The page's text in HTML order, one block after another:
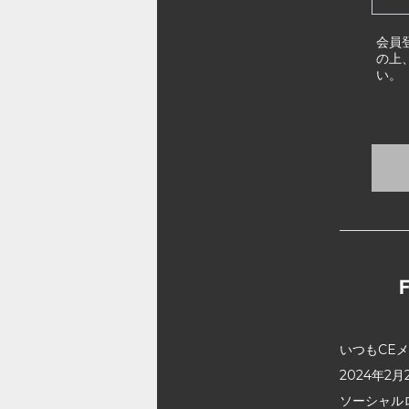
会員
の上
い。
いつもCE
2024年2月
ソーシャ